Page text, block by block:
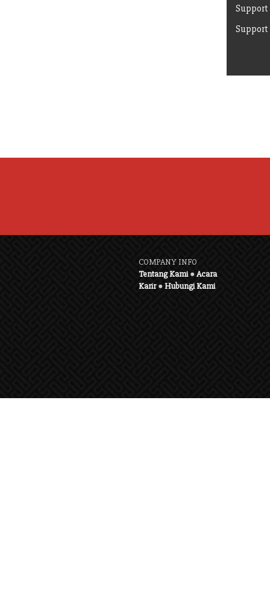
Support
Support
COMPANY INFO
Tentang Kami●Acara
Karir●Hubungi Kami